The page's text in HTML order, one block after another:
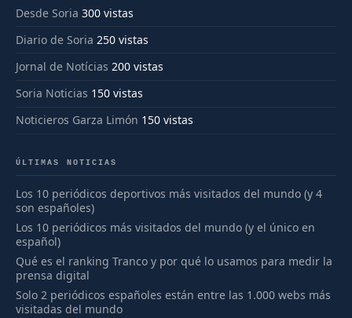
Desde Soria 300 vistas
Diario de Soria 250 vistas
Jornal de Notícias 200 vistas
Soria Noticias 150 vistas
Noticieros Garza Limón 150 vistas
ÚLTIMAS NOTICIAS
Los 10 periódicos deportivos más visitados del mundo (y 4
son españoles)
Los 10 periódicos más visitados del mundo (y el único en
español)
Qué es el ranking Tranco y por qué lo usamos para medir la
prensa digital
Solo 2 periódicos españoles están entre las 1.000 webs más
visitadas del mundo